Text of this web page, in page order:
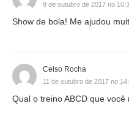
9 de outubro de 2017 no
Show de bola! Me ajudou
Celso Rocha
11 de outubro de 2017 no
Qual o treino ABCD que você